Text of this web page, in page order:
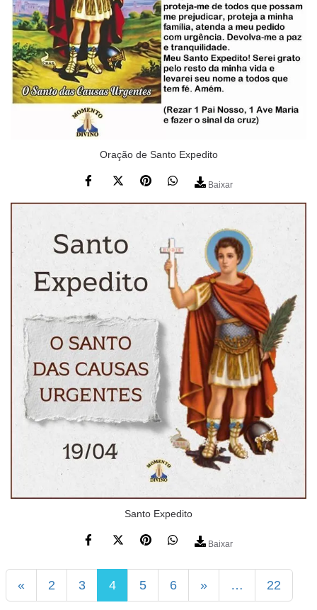
Oração de Santo Expedito
Baixar
Santo Expedito
Baixar
« 2 3 4 5 6 » … 22